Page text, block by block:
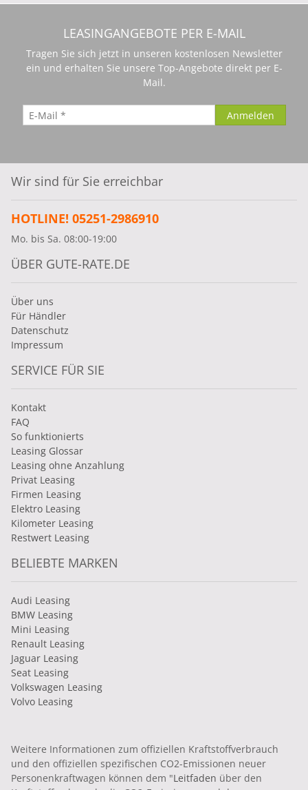
LEASINGANGEBOTE PER E-MAIL
Tragen Sie sich jetzt in unseren kostenlosen Newsletter
ein und erhalten Sie unsere Top-Angebote direkt per E-
Mail.
Wir sind für Sie erreichbar
HOTLINE! 05251-2986910
Mo. bis Sa. 08:00-19:00
ÜBER GUTE-RATE.DE
Über uns
Für Händler
Datenschutz
Impressum
SERVICE FÜR SIE
Kontakt
FAQ
So funktionierts
Leasing Glossar
Leasing ohne Anzahlung
Privat Leasing
Firmen Leasing
Elektro Leasing
Kilometer Leasing
Restwert Leasing
BELIEBTE MARKEN
Audi Leasing
BMW Leasing
Mini Leasing
Renault Leasing
Jaguar Leasing
Seat Leasing
Volkswagen Leasing
Volvo Leasing
Weitere Informationen zum offiziellen Kraftstoffverbrauch
und den offiziellen spezifischen CO2-Emissionen neuer
Personenkraftwagen können dem "Leitfaden über den